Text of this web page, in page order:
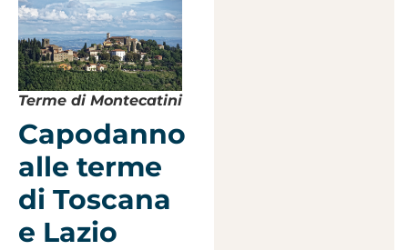
Terme di Montecatini
Capodanno
alle terme
di Toscana
e Lazio